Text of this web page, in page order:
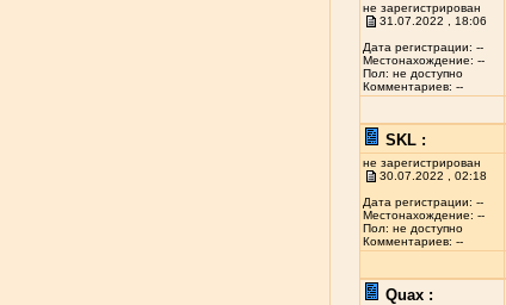
не зарегистрирован
31.07.2022 , 18:06
Дата регистрации: --
Местонахождение: --
Пол: не доступно
Комментариев: --
SKL :
не зарегистрирован
30.07.2022 , 02:18
Дата регистрации: --
Местонахождение: --
Пол: не доступно
Комментариев: --
Quax :